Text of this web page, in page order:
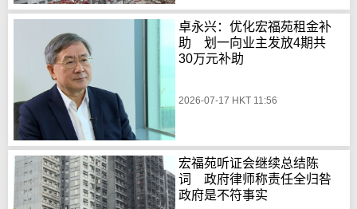
卓永兴：优化宏福苑租金补
助 划一向业主发放4期共
30万元补助
2026-07-17 HKT 11:56
宏福苑听证会继续总结陈
词 政府律师称责任全归咎
政府是不符事实